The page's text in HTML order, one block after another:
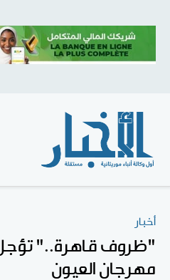
أخبار
"ظروف قاهرة.."
مهرجان العيون